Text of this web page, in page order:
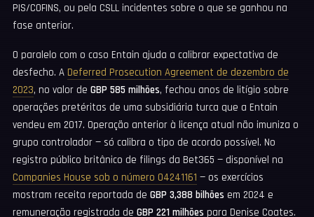
PIS/COFINS, ou pela CSLL incidentes sobre o que se ganhou na
fase anterior.
O paralelo com o caso Entain ajuda a calibrar expectativa de
desfecho. A Deferred Prosecution Agreement de dezembro de
2023, no valor de GBP 585 milhões, fechou anos de litígio sobre
operações pretéritas de uma subsidiária turca que a Entain
vendeu em 2017. Operação anterior à licença atual não imuniza o
grupo controlador — só calibra o tipo de acordo possível. No
registro público britânico de filings da Bet365 — disponível na
Companies House sob o número 04241161 — os exercícios
mostram receita reportada de GBP 3,388 bilhões em 2024 e
remuneração registrada de GBP 221 milhões para Denise Coates.